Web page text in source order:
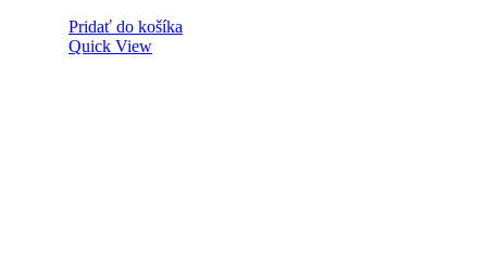
Pridať do košíka
Quick View